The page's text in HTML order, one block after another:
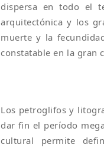
dispersa en todo el
arquitectónica y los
muerte y la
constatable en la gran
Los petroglifos y
dar fin el período
cultural permite